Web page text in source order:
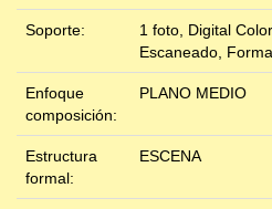
Soporte:
1 foto, Digital
Escaneado,
Enfoque
composición:
PLANO MEDIO
Estructura
formal:
ESCENA